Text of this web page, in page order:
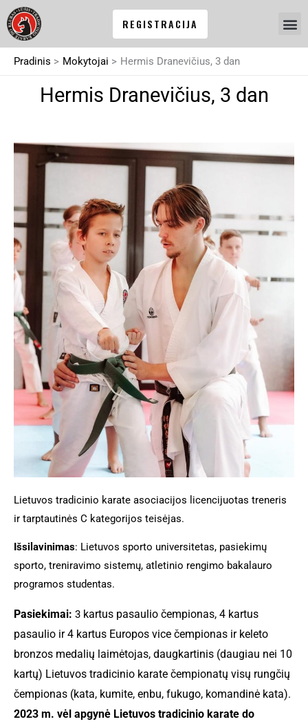
Pereiti
prie
turinio
REGISTRACIJA
Pradinis Mokytojai Hermis Dranevičius, 3 dan
Hermis Dranevičius, 3 dan
Lietuvos tradicinio karate asociacijos licencijuotas treneris
ir tarptautinės C kategorijos teisėjas.
Išsilavinimas: Lietuvos sporto universitetas, pasiekimų
sporto, treniravimo sistemų, atletinio rengimo bakalauro
programos studentas.
Pasiekimai: 3 kartus pasaulio čempionas, 4 kartus
pasaulio ir 4 kartus Europos vice čempionas ir keleto
bronzos medalių laimėtojas, daugkartinis (daugiau nei 10
kartų) Lietuvos tradicinio karate čempionatų visų rungčių
čempionas (kata, kumite, enbu, fukugo, komandinė kata).
2023 m. vėl apgynė Lietuvos tradicinio karate do